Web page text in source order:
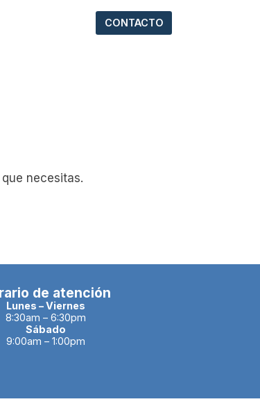
CONTACTO
necesitas.
de atención
Lunes – Viernes
8:30am – 6:30pm
Sábado
9:00am – 1:00pm